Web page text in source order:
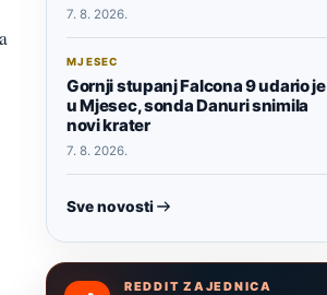
7. 8. 2026.
MJESEC
Gornji stupanj Falcona 9 udario je
u Mjesec, sonda Danuri snimila
novi krater
7. 8. 2026.
Sve novosti
REDDIT ZAJEDNICA